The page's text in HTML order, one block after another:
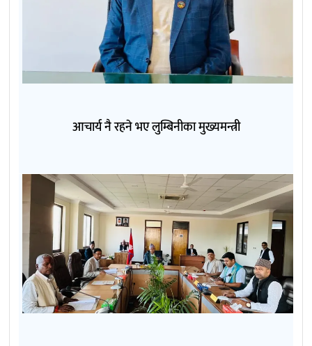
आचार्य नै रहने भए लुम्बिनीका मुख्यमन्त्री